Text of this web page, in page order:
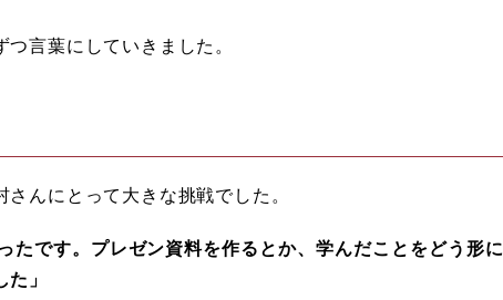
言葉にしていきました。
んにとって大きな挑戦でした。
です。プレゼン資料を作るとか、学んだことをどう形に
」